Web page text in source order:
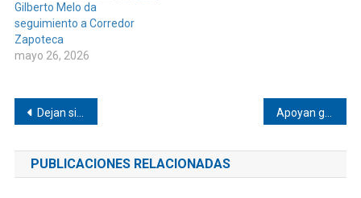
Gilberto Melo da
seguimiento a Corredor
Zapoteca
mayo 26, 2026
Navegación
de
entradas
Dejan sin luz a población afromexicana
PUBLICACIONES RELACIONADAS